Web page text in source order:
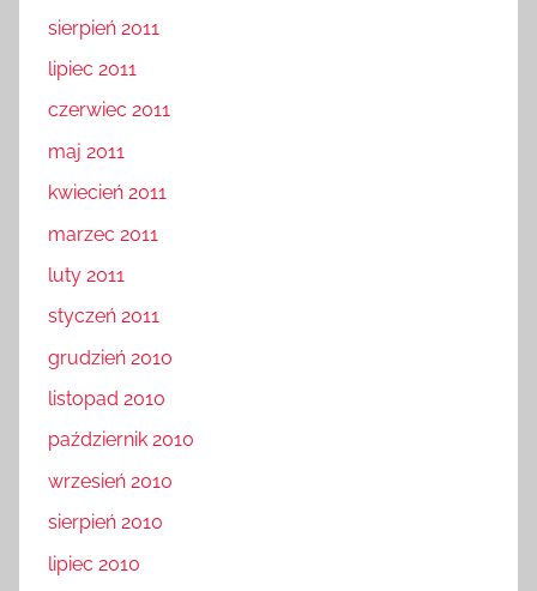
sierpień 2011
lipiec 2011
czerwiec 2011
maj 2011
kwiecień 2011
marzec 2011
luty 2011
styczeń 2011
grudzień 2010
listopad 2010
październik 2010
wrzesień 2010
sierpień 2010
lipiec 2010